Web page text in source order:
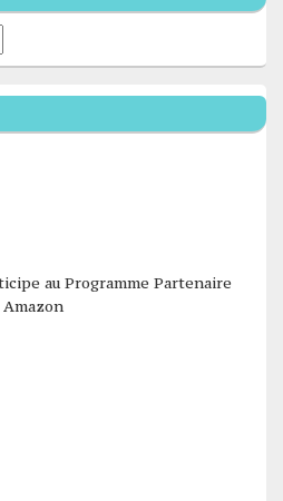
au Programme Partenaire
Amazon